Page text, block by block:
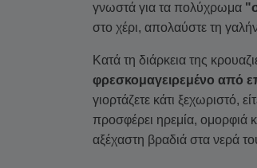
γνωστά για τα πολύχρωμα
στο χέρι, απολαύστε τη
Κατά τη διάρκεια της
φρεσκομαγειρεμένο από
γιορτάζετε κάτι ξεχωριστό,
προσφέρει ηρεμία, ομορφιά
αξέχαστη βραδιά στα νερά